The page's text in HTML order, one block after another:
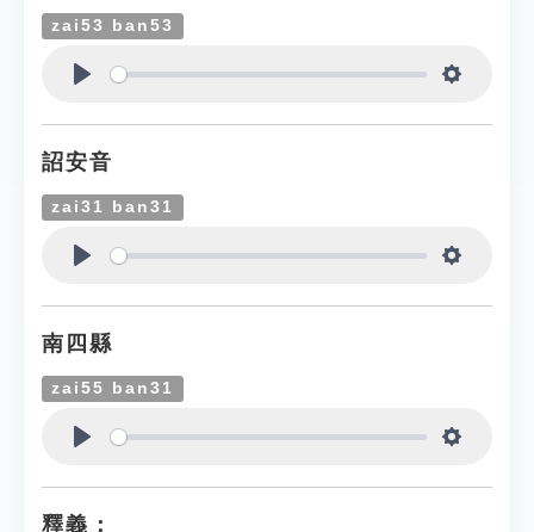
zai53 ban53
詔安音
zai31 ban31
南四縣
zai55 ban31
釋義：